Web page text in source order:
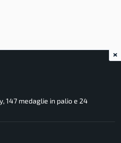
147 medaglie in palio e 24
×